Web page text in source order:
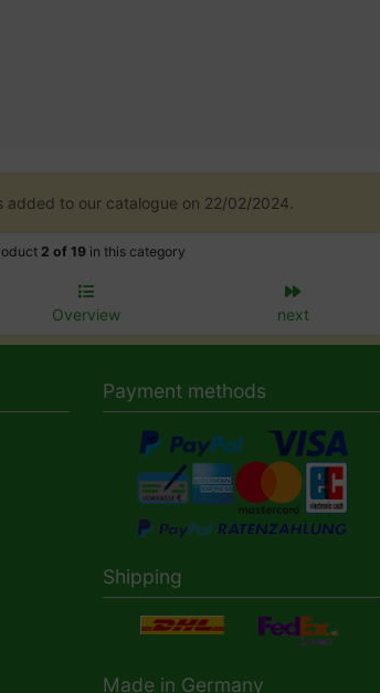
added to our catalogue on 22/02/2024.
2 of 19 in this category
Overview next
Payment methods
Shipping
Made in Germany